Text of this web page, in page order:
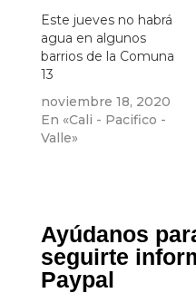
Este jueves no habrá
agua en algunos
barrios de la Comuna
13
noviembre 18, 2020
En «Cali - Pacifico -
Valle»
Ayúdanos
seguirte
Paypal